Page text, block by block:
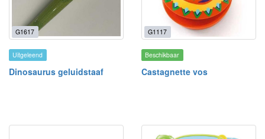
G1617
Uitgeleend
Dinosaurus geluidstaaf
G1117
Beschikbaar
Castagnette vos